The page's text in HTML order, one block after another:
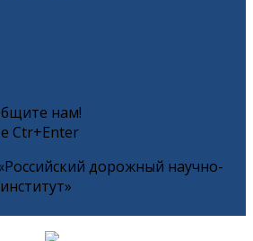
нам!
Ctr+Enter
дорожный научно-